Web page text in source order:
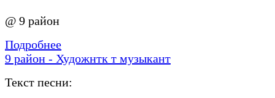
@ 9 район
Подробнее
9 район - Художнтк т музыкант
Текст песни: